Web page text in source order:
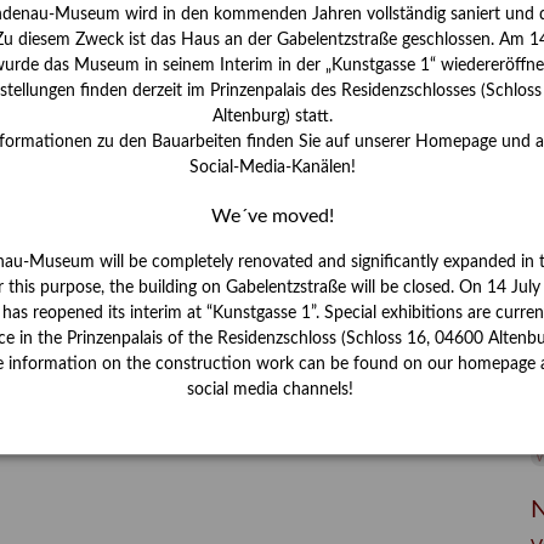
Museum wird in den kommenden Jahren vollständig saniert und
diesem Zweck ist das Haus an der Gabelentzstraße geschlossen. Am
das Museum in seinem Interim in der „Kunstgasse 1“
finden derzeit im Prinzenpalais des Residenzschlosses
Altenburg) statt.
zu den Bauarbeiten finden Sie auf unserer Homepage und
Social-Media-Kanälen!
We´ve moved!
Museum will be completely renovated and significantly expanded in
this purpose, the building on Gabelentzstraße will be closed. On 14
reopened its interim at “Kunstgasse 1”. Special exhibitions are
in the Prinzenpalais of the Residenzschloss (Schloss 16, 04600
information on the construction work can be found on our homepage
social media channels!